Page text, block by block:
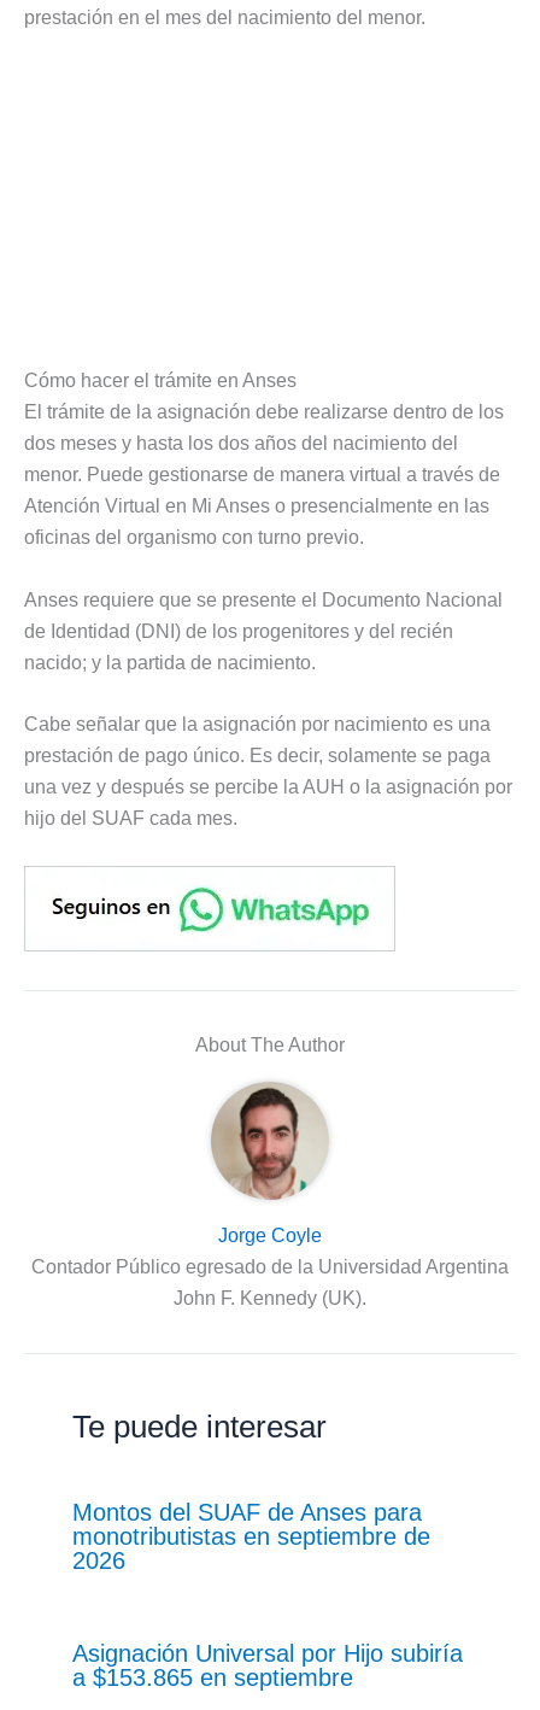
prestación en el mes del nacimiento del menor.
Cómo hacer el trámite en Anses
El trámite de la asignación debe realizarse dentro de los
dos meses y hasta los dos años del nacimiento del
menor. Puede gestionarse de manera virtual a través de
Atención Virtual en Mi Anses o presencialmente en las
oficinas del organismo con turno previo.
Anses requiere que se presente el Documento Nacional
de Identidad (DNI) de los progenitores y del recién
nacido; y la partida de nacimiento.
Cabe señalar que la asignación por nacimiento es una
prestación de pago único. Es decir, solamente se paga
una vez y después se percibe la AUH o la asignación por
hijo del SUAF cada mes.
About The Author
Jorge Coyle
Contador Público egresado de la Universidad Argentina
John F. Kennedy (UK).
Te puede interesar
Montos del SUAF de Anses para
monotributistas en septiembre de
2026
Asignación Universal por Hijo subiría
a $153.865 en septiembre